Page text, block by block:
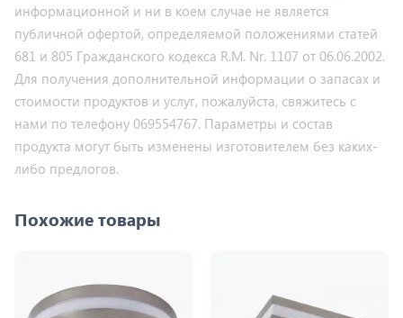
информационной и ни в коем случае не является
публичной офертой, определяемой положениями статей
681 и 805 Гражданского кодекса R.M. Nr. 1107 от 06.06.2002.
Для получения дополнительной информации о запасах и
стоимости продуктов и услуг, пожалуйста, свяжитесь с
нами по телефону 069554767. Параметры и состав
продукта могут быть изменены изготовителем без каких-
либо предлогов.
Похожие товары